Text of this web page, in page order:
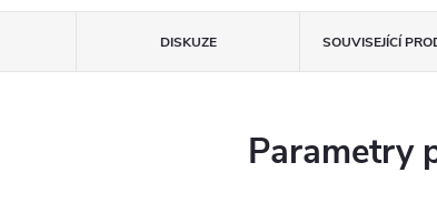
DISKUZE SOUVISEJÍCÍ
Parametry